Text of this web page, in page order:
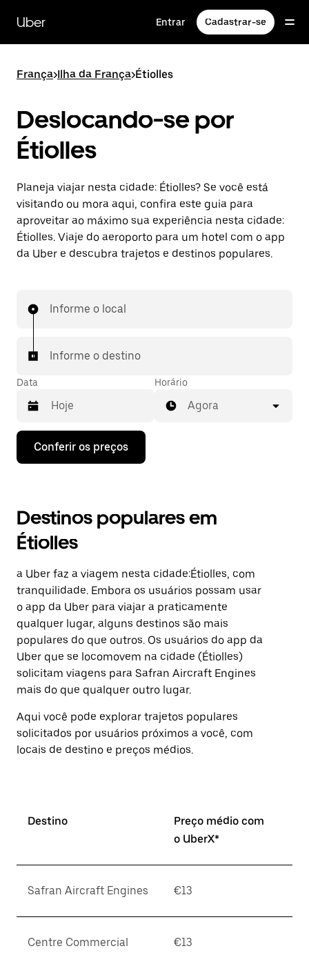
para
conteúdo
Uber Entrar Cadastrar-se
França>Ilha da França>Étiolles
Deslocando-se por
Étiolles
Planeja viajar nesta cidade: Étiolles? Se você está
visitando ou mora aqui, confira este guia para
aproveitar ao máximo sua experiência nesta cidade:
Étiolles. Viaje do aeroporto para um hotel com o app
da Uber e descubra trajetos e destinos populares.
Informe o local
Informe o destino
Data
Pressione
seta
interagir
com
o
calendário
selecionar
uma
Pressione
a
tecla
“ESC”
para
fechar
o
calendário.
Horário
Agora
Conferir os preços
Destinos populares em
Étiolles
a Uber faz a viagem nesta cidade:Étiolles, com
tranquilidade. Embora os usuários possam usar
o app da Uber para viajar a praticamente
qualquer lugar, alguns destinos são mais
populares do que outros. ⁠Os usuários do app da
Uber que se locomovem na cidade (Étiolles)
solicitam viagens para Safran Aircraft Engines
mais do que qualquer outro lugar.
Aqui você pode explorar trajetos populares
solicitados por usuários próximos a você, com
locais de destino e preços médios.
Destino
Preço médio com
o UberX*
Safran Aircraft Engines €13
Centre Commercial
€13